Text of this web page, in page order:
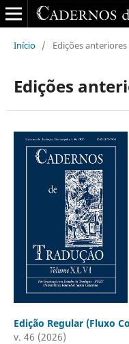
Início / Edições anteriores
Edições
Edição Regular (Fluxo
v. 46 (2026)